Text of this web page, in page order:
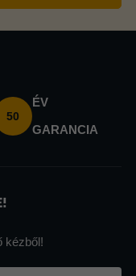
50
ÉV
GARANCIA
kézből!